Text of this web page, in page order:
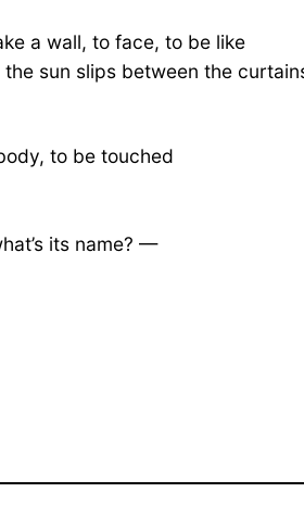
a wall, to face, to be like
sun slips between the
to be touched
its name? —